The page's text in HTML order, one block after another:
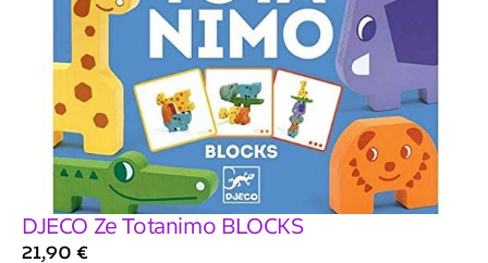
DJECO Ze Totanimo BLOCKS
21,90 €